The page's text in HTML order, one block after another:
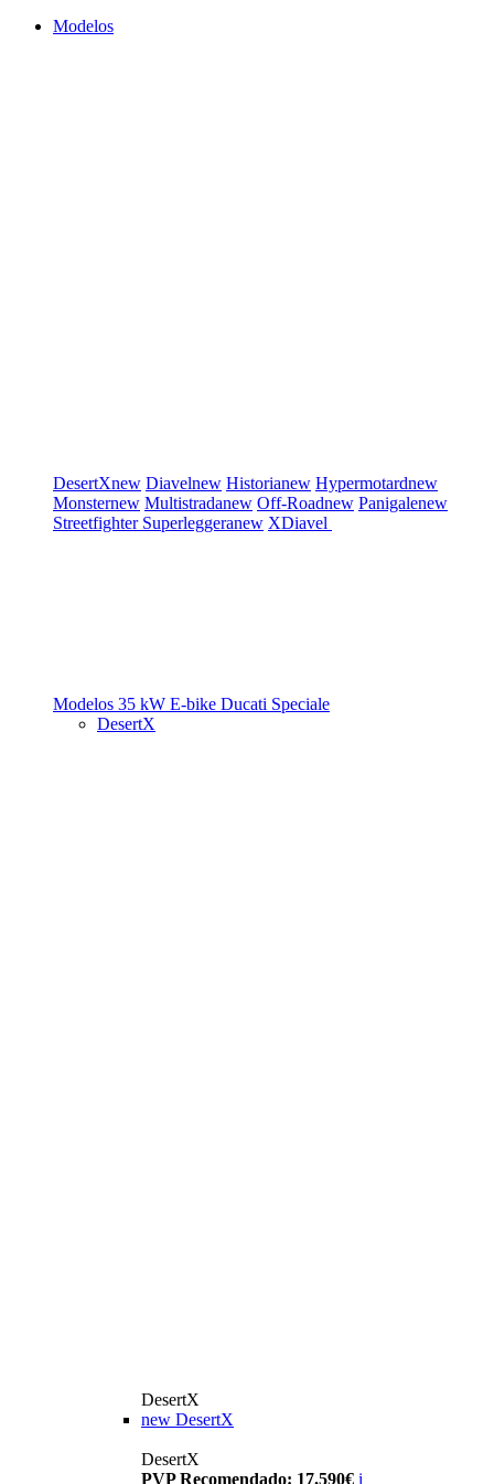
Modelos
DesertXnew Diavelnew Historianew Hypermotardnew
Monsternew Multistradanew Off-Roadnew Panigalenew
Streetfighter Superleggeranew XDiavel
Modelos 35 kW E-bike Ducati Speciale
DesertX
DesertX
new DesertX
DesertX
PVP Recomendado: 17.590€ i